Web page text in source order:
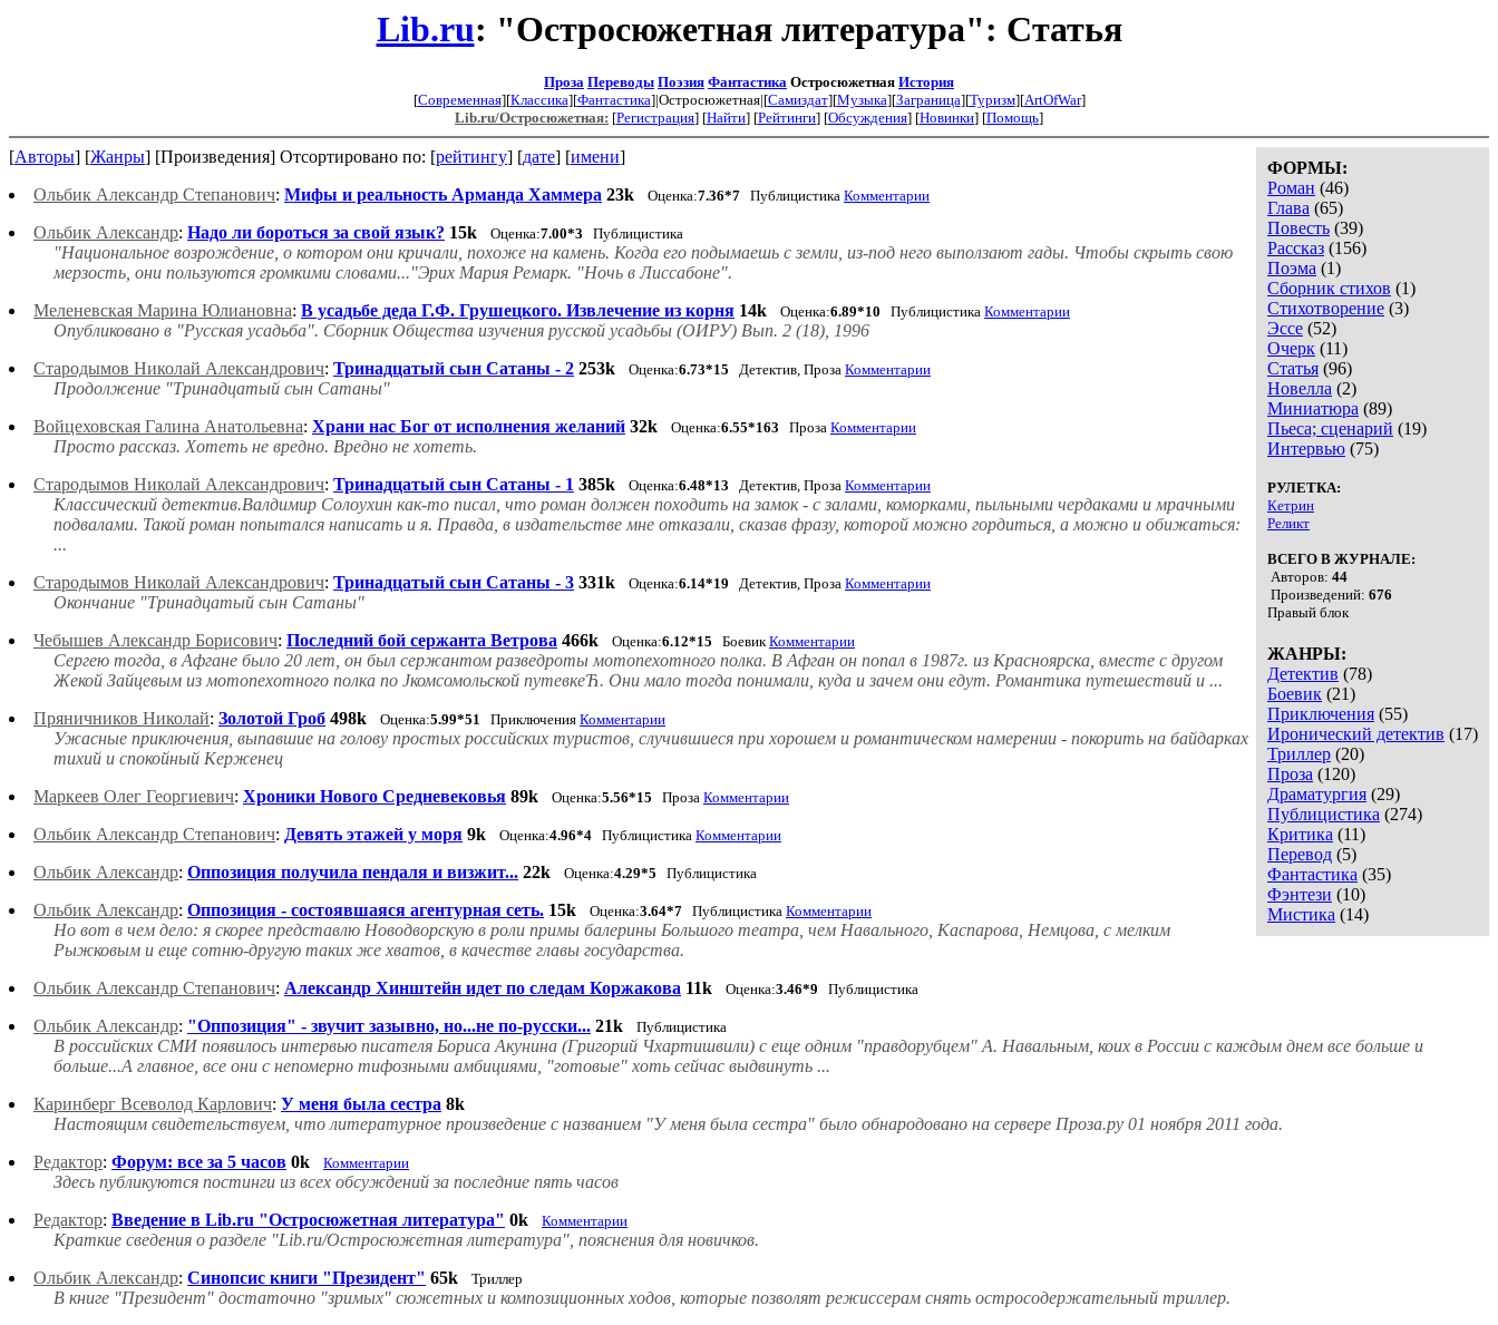
Lib.ru: "Остросюжетная литература": Статья
Проза Переводы Поэзия Фантастика Остросюжетная История
[Современная][Классика][Фантастика]|Остросюжетная|[Самиздат][Музыка][Заграница][Туризм][ArtOfWar]
Lib.ru/Остросюжетная: [Регистрация] [Найти] [Рейтинги] [Обсуждения] [Новинки] [Помощь]
[Авторы] [Жанры] [Произведения] Отсортировано по: [рейтингу] [дате] [имени]
ФОРМЫ:
Роман (46)
Глава (65)
Повесть (39)
Рассказ (156)
Поэма (1)
Сборник стихов (1)
Стихотворение (3)
Эссе (52)
Очерк (11)
Статья (96)
Новелла (2)
Миниатюра (89)
Пьеса; сценарий (19)
Интервью (75)
РУЛЕТКА:
Кетрин
Реликт
ВСЕГО В ЖУРНАЛЕ:
Авторов: 44
Произведений: 676
Правый блок
ЖАНРЫ:
Детектив (78)
Боевик (21)
Приключения (55)
Иронический детектив (17)
Триллер (20)
Проза (120)
Драматургия (29)
Публицистика (274)
Критика (11)
Перевод (5)
Фантастика (35)
Фэнтези (10)
Мистика (14)
Ольбик Александр Степанович: Мифы и реальность Арманда Хаммера 23k Оценка:7.36*7 Публицистика Комментарии
Ольбик Александр: Надо ли бороться за свой язык? 15k Оценка:7.00*3 Публицистика
"Национальное возрождение, о котором они кричали, похоже на камень. Когда его подымаешь с земли, из-под него выползают гады. Чтобы скрыть свою
мерзость, они пользуются громкими словами..."Эрих Мария Ремарк. "Ночь в Лиссабоне".
Меленевская Марина Юлиановна: В усадьбе деда Г.Ф. Грушецкого. Извлечение из корня 14k Оценка:6.89*10 Публицистика Комментарии
Опубликовано в "Русская усадьба". Сборник Общества изучения русской усадьбы (ОИРУ) Вып. 2 (18), 1996
Стародымов Николай Александрович: Тринадцатый сын Сатаны - 2 253k Оценка:6.73*15 Детектив, Проза Комментарии
Продолжение "Тринадцатый сын Сатаны"
Войцеховская Галина Анатольевна: Храни нас Бог от исполнения желаний 32k Оценка:6.55*163 Проза Комментарии
Просто рассказ. Хотеть не вредно. Вредно не хотеть.
Стародымов Николай Александрович: Тринадцатый сын Сатаны - 1 385k Оценка:6.48*13 Детектив, Проза Комментарии
Классический детектив.Валдимир Солоухин как-то писал, что роман должен походить на замок - с залами, коморками, пыльными чердаками и мрачными
подвалами. Такой роман попытался написать и я. Правда, в издательстве мне отказали, сказав фразу, которой можно гордиться, а можно и обижаться:
...
Стародымов Николай Александрович: Тринадцатый сын Сатаны - 3 331k Оценка:6.14*19 Детектив, Проза Комментарии
Окончание "Тринадцатый сын Сатаны"
Чебышев Александр Борисович: Последний бой сержанта Ветрова 466k Оценка:6.12*15 БоевикКомментарии
Сергею тогда, в Афгане было 20 лет, он был сержантом разведроты мотопехотного полка. В Афган он попал в 1987г. из Красноярска, вместе с другом
Жекой Зайцевым из мотопехотного полка по Јкомсомольской путевкеЋ. Они мало тогда понимали, куда и зачем они едут. Романтика путешествий и ...
Пряничников Николай: Золотой Гроб 498k Оценка:5.99*51 Приключения Комментарии
Ужасные приключения, выпавшие на голову простых российских туристов, случившиеся при хорошем и романтическом намерении - покорить на байдарках
тихий и спокойный Керженец
Маркеев Олег Георгиевич: Хроники Нового Средневековья 89k Оценка:5.56*15 Проза Комментарии
Ольбик Александр Степанович: Девять этажей у моря 9k Оценка:4.96*4 Публицистика Комментарии
Ольбик Александр: Оппозиция получила пендаля и визжит... 22k Оценка:4.29*5 Публицистика
Ольбик Александр: Оппозиция - состоявшаяся агентурная сеть. 15k Оценка:3.64*7 Публицистика Комментарии
Но вот в чем дело: я скорее представлю Новодворскую в роли примы балерины Большого театра, чем Навального, Каспарова, Немцова, с мелким
Рыжковым и еще сотню-другую таких же хватов, в качестве главы государства.
Ольбик Александр Степанович: Александр Хинштейн идет по следам Коржакова 11k Оценка:3.46*9 Публицистика
Ольбик Александр: "Оппозиция" - звучит зазывно, но...не по-русски... 21k Публицистика
В российских СМИ появилось интервью писателя Бориса Акунина (Григорий Чхартишвили) с еще одним "правдорубцем" А. Навальным, коих в России с каждым днем все больше и
больше...А главное, все они с непомерно тифозными амбициями, "готовые" хоть сейчас выдвинуть ...
Каринберг Всеволод Карлович: У меня была сестра 8k
Настоящим свидетельствуем, что литературное произведение с названием "У меня была сестра" было обнародовано на сервере Проза.ру 01 ноября 2011 года.
Редактор: Форум: все за 5 часов 0k Комментарии
Здесь публикуются постинги из всех обсуждений за последние пять часов
Редактор: Введение в Lib.ru "Остросюжетная литература" 0k Комментарии
Краткие сведения о разделе "Lib.ru/Остросюжетная литература", пояснения для новичков.
Ольбик Александр: Синопсис книги "Президент" 65k Триллер
В книге "Президент" достаточно "зримых" сюжетных и композиционных ходов, которые позволят режиссерам снять остросодержательный триллер.